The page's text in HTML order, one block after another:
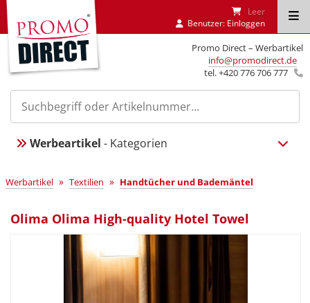
Promo Direct – Werbartikel
info@promodirect.de
tel. +420 776 706 777
Leer
Benutzer: Einloggen
Werbeartikel - Kategorien
Werbartikel » Textilien » Handtücher und Bademäntel
Olima Olima High-quality Hotel Towel